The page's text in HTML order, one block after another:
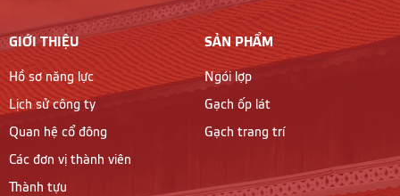
GIỚI THIỆU
Hồ sơ năng lực
Lịch sử công ty
Quan hệ cổ đông
Các đơn vị thành viên
Thành tựu
SẢN PHẨM
Ngói lợp
Gạch ốp lát
Gạch trang trí